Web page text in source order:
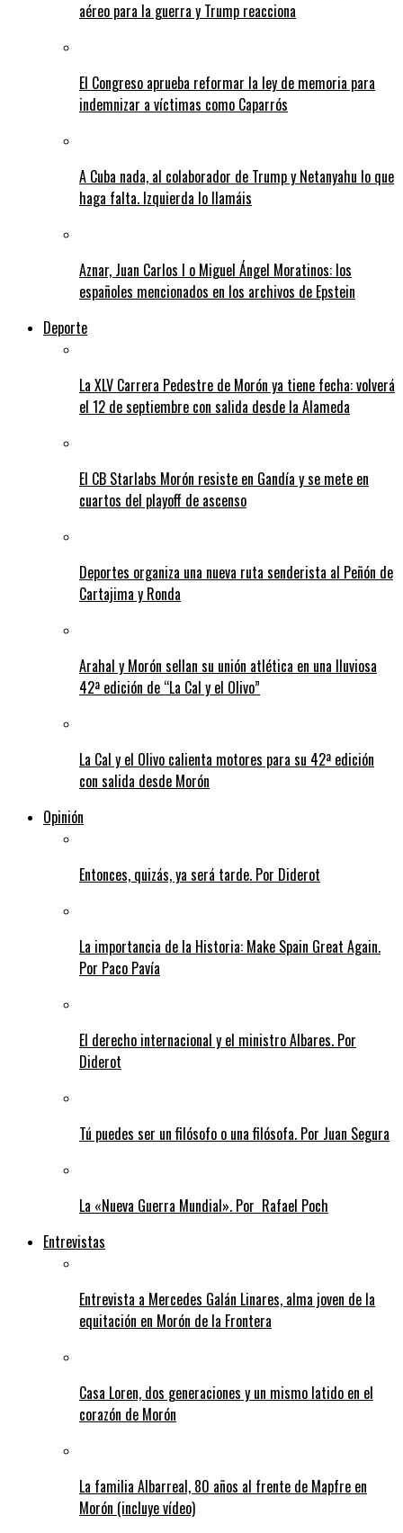
aéreo para la guerra y Trump reacciona
El Congreso aprueba reformar la ley de memoria para
indemnizar a víctimas como Caparrós
A Cuba nada, al colaborador de Trump y Netanyahu lo que
haga falta. Izquierda lo llamáis
Aznar, Juan Carlos I o Miguel Ángel Moratinos: los
españoles mencionados en los archivos de Epstein
Deporte
La XLV Carrera Pedestre de Morón ya tiene fecha: volverá
el 12 de septiembre con salida desde la Alameda
El CB Starlabs Morón resiste en Gandía y se mete en
cuartos del playoff de ascenso
Deportes organiza una nueva ruta senderista al Peñón de
Cartajima y Ronda
Arahal y Morón sellan su unión atlética en una lluviosa
42ª edición de “La Cal y el Olivo”
La Cal y el Olivo calienta motores para su 42ª edición
con salida desde Morón
Opinión
Entonces, quizás, ya será tarde. Por Diderot
La importancia de la Historia: Make Spain Great Again.
Por Paco Pavía
El derecho internacional y el ministro Albares. Por
Diderot
Tú puedes ser un filósofo o una filósofa. Por Juan Segura
La «Nueva Guerra Mundial». Por Rafael Poch
Entrevistas
Entrevista a Mercedes Galán Linares, alma joven de la
equitación en Morón de la Frontera
Casa Loren, dos generaciones y un mismo latido en el
corazón de Morón
La familia Albarreal, 80 años al frente de Mapfre en
Morón (incluye vídeo)